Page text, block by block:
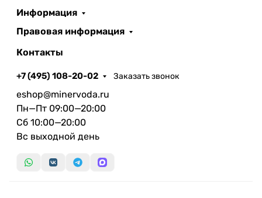
Информация
Правовая информация
Контакты
+7 (495) 108-20-02 Заказать звонок
eshop@minervoda.ru
Пн—Пт 09:00—20:00
Сб 10:00—20:00
Вс выходной день